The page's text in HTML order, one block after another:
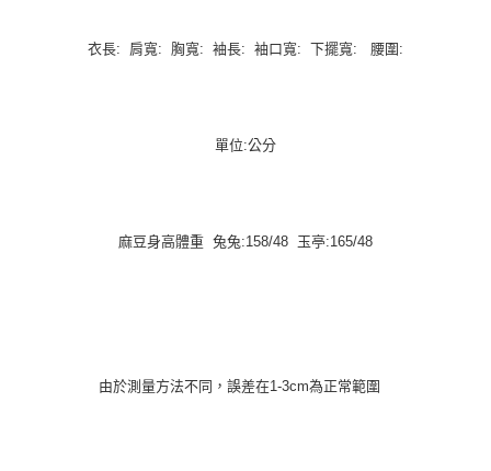
衣長: 肩寬: 胸寬: 袖長: 袖口寬: 下擺寬: 腰圍:
單位:公分
麻豆身高體重 兔兔:158/48 玉亭:165/48
由於測量方法不同，誤差在1-3cm為正常範圍